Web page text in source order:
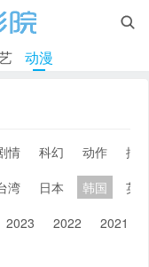

动漫
情 科幻 动作
搞
湾 日本 韩国
英
2023 2022 2021